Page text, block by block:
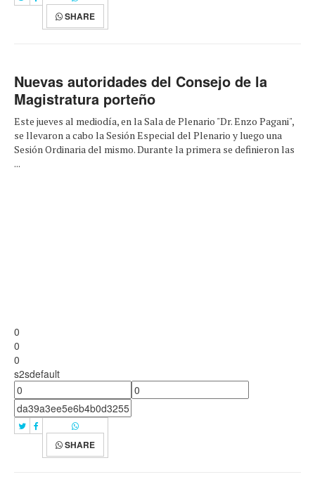
SHARE
Nuevas autoridades del Consejo de la
Magistratura porteño
Este jueves al mediodía, en la Sala de Plenario "Dr. Enzo Pagani",
se llevaron a cabo la Sesión Especial del Plenario y luego una
Sesión Ordinaria del mismo. Durante la primera se definieron las
...
0
0
0
s2sdefault
SHARE